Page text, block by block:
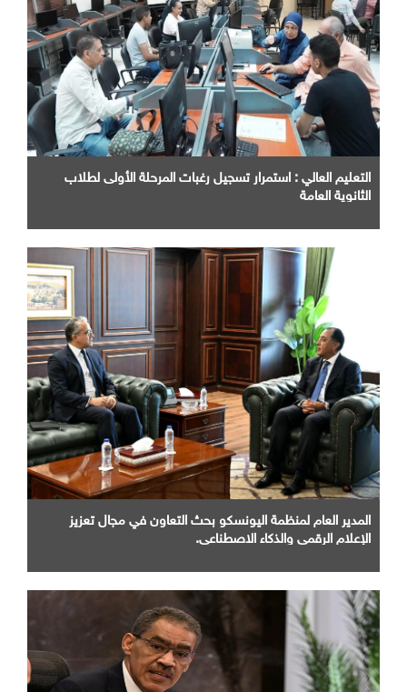
التعليم العالي : استمرار تسجيل رغبات المرحلة الأولى لطلاب
الثانوية العامة
المدير العام لمنظمة اليونسكو بحث التعاون في مجال تعزيز
الإعلام الرقمي والذكاء الاصطناعي.